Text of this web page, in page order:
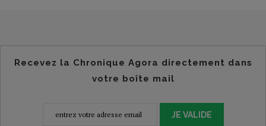
Recevez la Chronique Agora directement dans
votre boîte mail
JE VALIDE